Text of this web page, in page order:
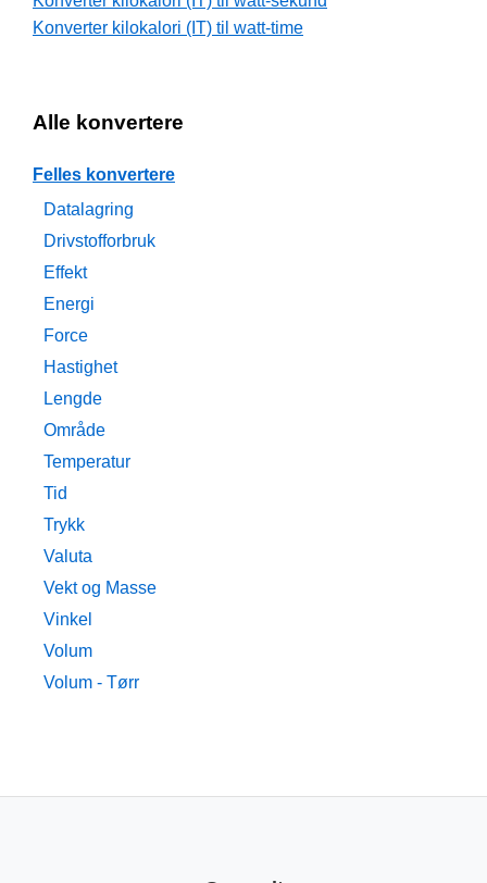
Konverter kilokalori (IT) til watt-time
Alle konvertere
Felles konvertere
Datalagring
Drivstofforbruk
Effekt
Energi
Force
Hastighet
Lengde
Område
Temperatur
Tid
Trykk
Valuta
Vekt og Masse
Vinkel
Volum
Volum - Tørr